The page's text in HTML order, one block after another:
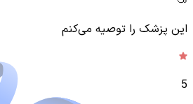
این پزشک را توصیه می‌کنم
5